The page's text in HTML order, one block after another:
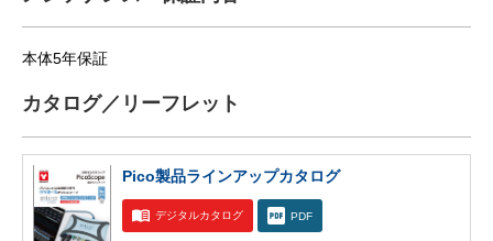
本体5年保証
カタログ／リーフレット
Pico製品ラインアップカタログ
デジタルカタログ PDF